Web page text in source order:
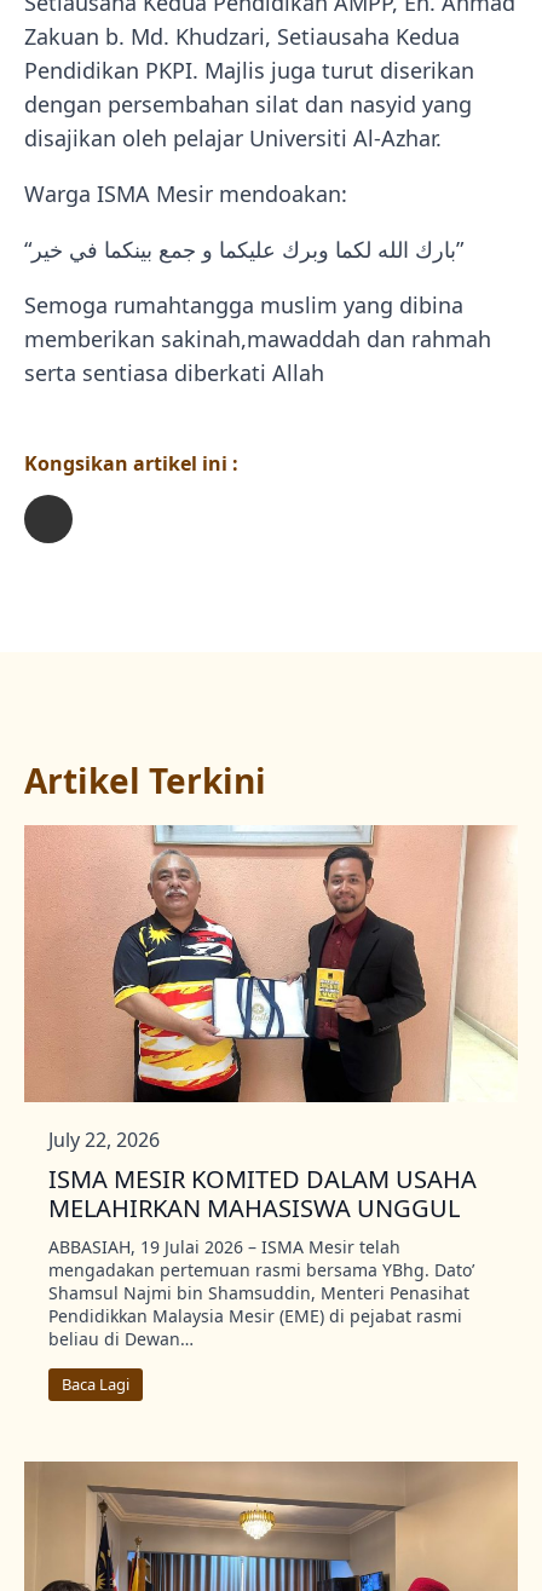
Zakuan b. Md. Khudzari, Setiausaha Kedua
Pendidikan PKPI. Majlis juga turut diserikan
dengan persembahan silat dan nasyid yang
disajikan oleh pelajar Universiti Al-Azhar.
Warga ISMA Mesir mendoakan:
“بارك الله لكما وبرك عليكما و جمع بينكما في خير”
Semoga rumahtangga muslim yang dibina
memberikan sakinah,mawaddah dan rahmah
serta sentiasa diberkati Allah
Kongsikan artikel ini :
Artikel Terkini
ISMA MESIR KOMITED DALAM USAHA
MELAHIRKAN MAHASISWA UNGGUL
July 22, 2026
ABBASIAH, 19 Julai 2026 – ISMA Mesir telah
mengadakan pertemuan rasmi bersama YBhg. Dato’
Shamsul Najmi bin Shamsuddin, Menteri Penasihat
Pendidikkan Malaysia Mesir (EME) di pejabat rasmi
beliau di Dewan…
Baca Lagi